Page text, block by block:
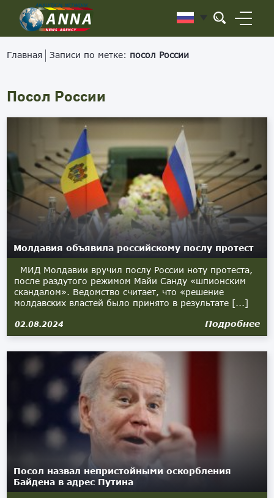
Главная Записи по метке: посол России
Посол России
Молдавия объявила российскому послу протест
МИД Молдавии вручил послу России ноту протеста,
после раздутого режимом Майи Санду «шпионским
скандалом». Ведомство считает, что «решение
молдавских властей было принято в результате [...]
02.08.2024 Подробнее
Посол назвал непристойными оскорбления
Байдена в адрес Путина